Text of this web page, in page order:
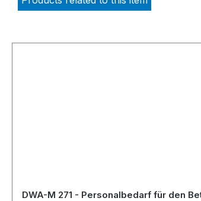
DWA-M 271 - Personalbedarf für den